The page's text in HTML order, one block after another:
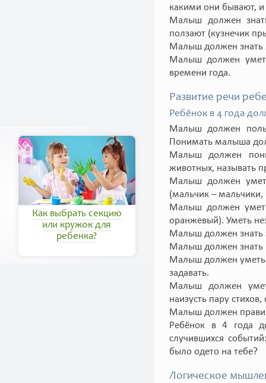
Как выбрать секцию
или кружок для
ребенка?
какими они бывают, и
Малыш должен
ползают (кузнечик
Малыш должен знать
Малыш должен
времени года.
Развитие речи
Ребёнок в 4 года
Малыш должен
Понимать малыша
Малыш должен
животных, называть
Малыш должен
(мальчик – мальчики,
Малыш должен
оранжевый). Уметь
Малыш должен знать
Малыш должен знать
Малыш должен уметь
задавать.
Малыш должен
наизусть пару стихов,
Малыш должен
Ребёнок в 4 года
случившихся
было одето на тебе?
Логическое